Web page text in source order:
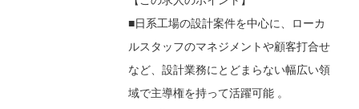
■日系工場の設計案件を中心に、ローカ
ルスタッフのマネジメントや顧客打合せ
など、設計業務にとどまらない幅広い領
域で主導権を持って活躍可能 。